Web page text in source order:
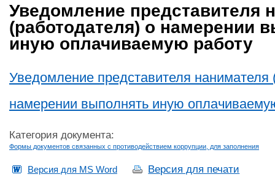
Уведомление представителя
(работодателя) о намерении
иную оплачиваемую работу
Уведомление представителя нанимателя
намерении выполнять иную
Категория документа:
Формы документов связанных с противодействием коррупции, для заполнения
Версия для MS Word Версия для печати